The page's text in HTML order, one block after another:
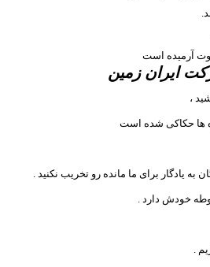
آرمیده است
ایران زمین
،
ها حکاکی شده است
یادگار برای ما مانده رو تخریب نکنید .
خودش دارد .
.